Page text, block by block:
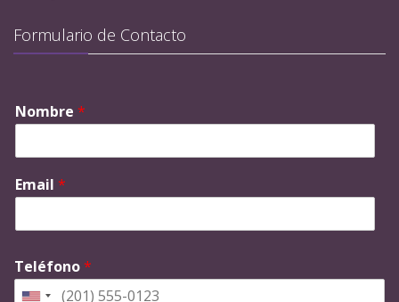
Formulario de Contacto
Nombre *
Email *
Teléfono*